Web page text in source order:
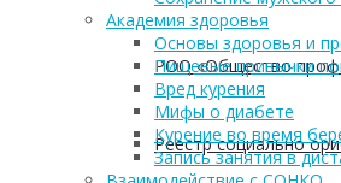
РОО «Общество
Реестр социально
Академия здоровья
Основы здоровья и
Пищевые привычки
Вред курения
Мифы о диабете
Курение во время
Запись занятия в